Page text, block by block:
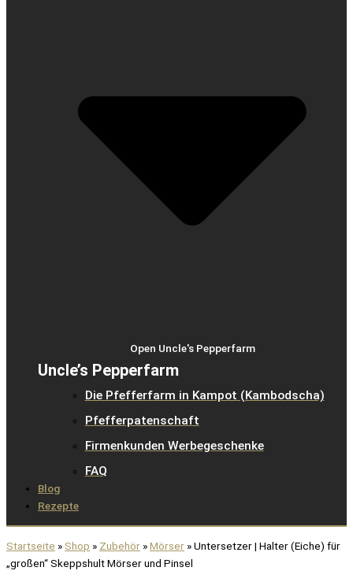
Open Uncle's Pepperfarm
Uncle’s Pepperfarm
Die Pfefferfarm in Kampot (Kambodscha)
Pfefferpatenschaft
Firmenkunden Werbegeschenke
FAQ
Blog
Rezepte
Startseite » Shop » Zubehör »Mörser »Untersetzer | Halter (Eiche) für
„großen“ Skeppshult Mörser und Pinsel